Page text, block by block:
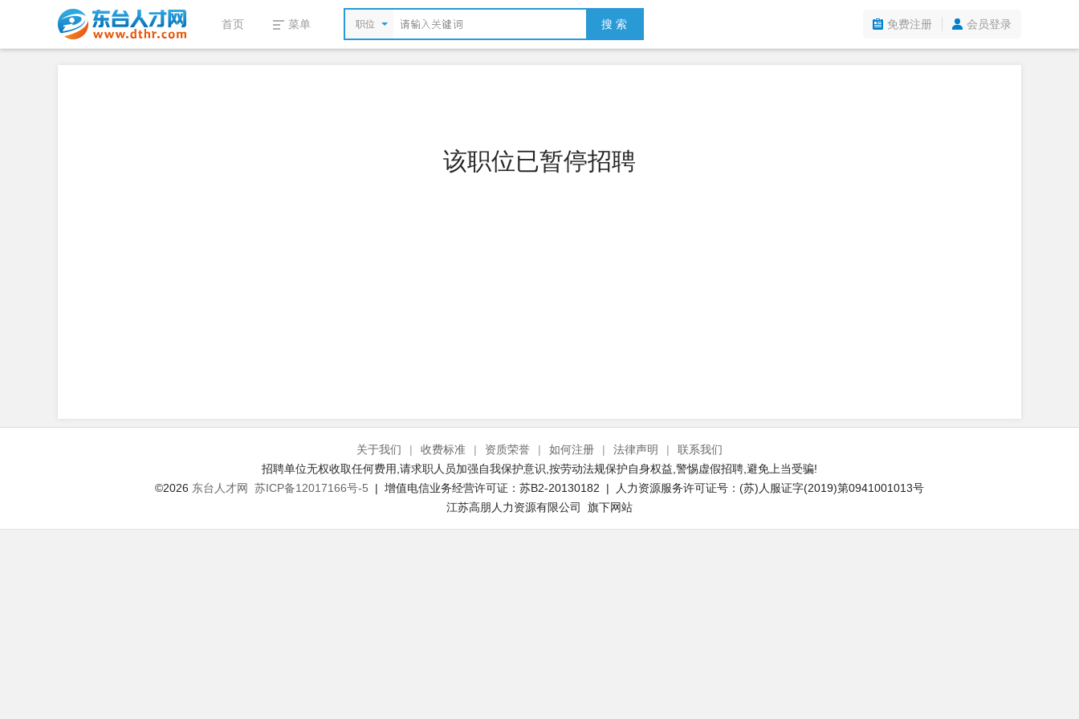
首页 菜单 职位 搜 索 免费注册 会员登录
该职位已暂停招聘
关于我们 | 收费标准 | 资质荣誉 | 如何注册 | 法律声明 |
联系我们
招聘单位无权收取任何费用,请求职人员加强自我保护意识,按劳动法规保护自身权益,警惕虚假招聘,避免上当受骗!
©2026 东台人才网 苏ICP备12017166号-5 | 增值电信业务经营许可证：苏B2-20130182 | 人力资源服务许可证号：(苏)人服证字(2019)第0941001013号
江苏高朋人力资源有限公司 旗下网站